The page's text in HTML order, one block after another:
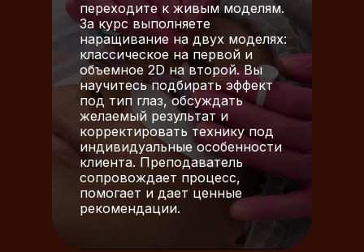
переходите к живым моделям.
За курс выполняете
наращивание на двух моделях:
классическое на первой и
объемное 2D на второй. Вы
научитесь подбирать эффект
под тип глаз, обсуждать
желаемый результат и
корректировать технику под
индивидуальные особенности
клиента. Преподаватель
сопровождает процесс,
помогает и дает ценные
рекомендации.